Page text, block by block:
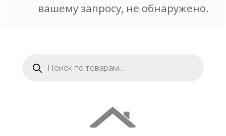
вашему запросу, не обнаружено.
товаров